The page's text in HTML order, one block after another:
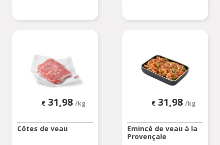
€ 31,98 /kg
Côtes de veau
€ 31,98 /kg
Emincé de veau à la
Provençale